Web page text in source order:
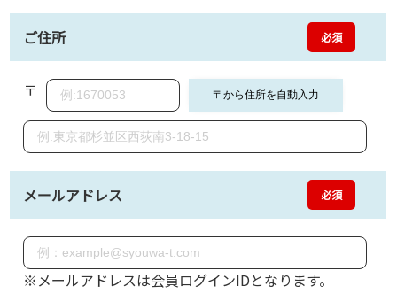
ご住所 必須
〒
メールアドレス 必須
※メールアドレスは会員ログインIDとなります。